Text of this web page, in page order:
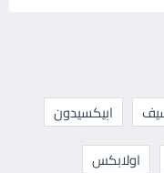
ابيكسيدون
اولابكس